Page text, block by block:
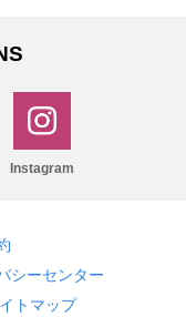
Instagram
シーセンター
トマップ